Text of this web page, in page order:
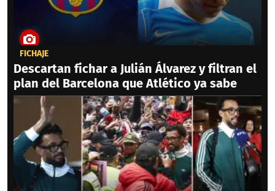
FICHAJE
Descartan fichar a Julián Álvarez y filtran el
plan del Barcelona que Atlético ya sabe